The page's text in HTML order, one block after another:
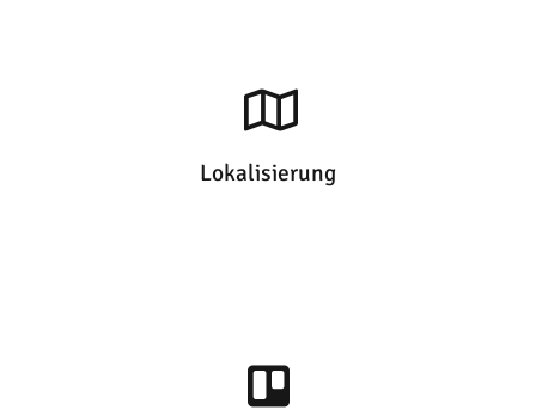
Lokalisierung